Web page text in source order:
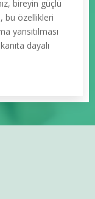
bireyin güçlü
bu özellikleri
yansıtılması
dayalı